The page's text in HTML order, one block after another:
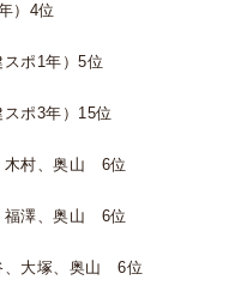
）4位
ポ1年）5位
ポ3年）15位
木村、奥山 6位
福澤、奥山 6位
、大塚、奥山 6位